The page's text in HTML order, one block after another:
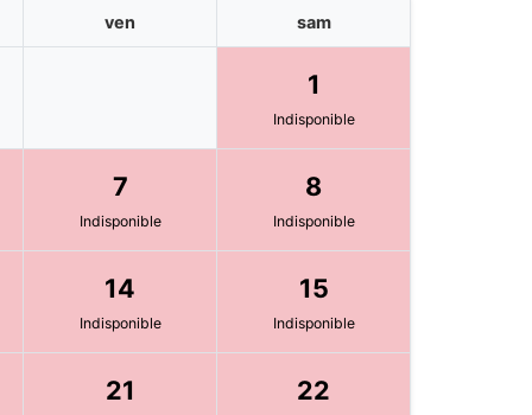
ven sam
1
Indisponible
7
Indisponible
8
Indisponible
14
Indisponible
15
Indisponible
21 22